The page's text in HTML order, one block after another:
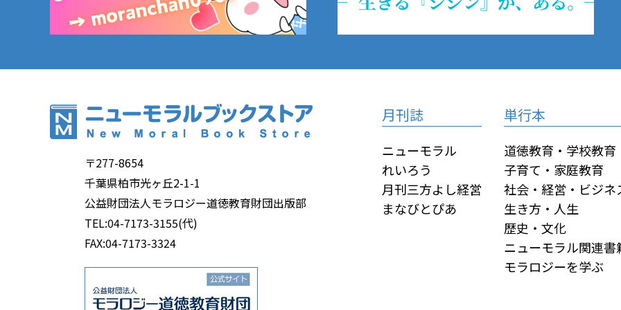
〒277-8654
千葉県柏市光ヶ丘2-1-1
公益財団法人モラロジー道徳教育財団出版部
TEL:04-7173-3155(代)
FAX:04-7173-3324
月刊誌
ニューモラル
れいろう
月刊三方よし経営
まなびとぴあ
単行本
道徳教育・学校教育
子育て・家庭教育
社会・経営・ビジネ
生き方・人生
歴史・文化
ニューモラル関連書
モラロジーを学ぶ